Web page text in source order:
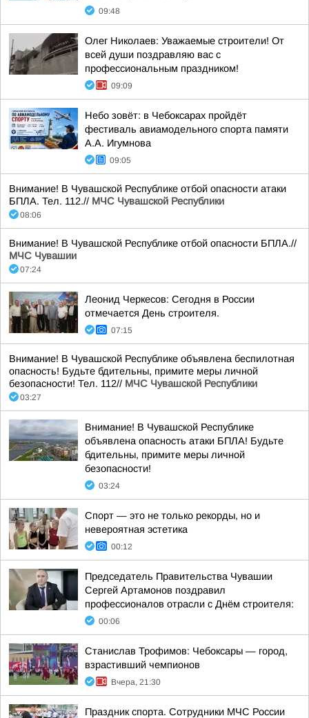
09:48
Олег Николаев: Уважаемые строители! От
всей души поздравляю вас с
профессиональным праздником!
09:09
Небо зовёт: в Чебоксарах пройдёт
фестиваль авиамодельного спорта памяти
А.А. Игумнова
09:05
Внимание! В Чувашской Республике отбой опасности атаки
БПЛА. Тел. 112.// МЧС Чувашской Республики
08:06
Внимание! В Чувашской Республике отбой опасности БПЛА.//
МЧС Чувашии
07:24
Леонид Черкесов: Сегодня в России
отмечается День строителя.
07:15
Внимание! В Чувашской Республике объявлена беспилотная
опасность! Будьте бдительны, примите меры личной
безопасности! Тел. 112// МЧС Чувашской Республики
03:27
Внимание! В Чувашской Республике
объявлена опасность атаки БПЛА! Будьте
бдительны, примите меры личной
безопасности!
03:24
Спорт — это не только рекорды, но и
невероятная эстетика
00:12
Председатель Правительства Чувашии
Сергей Артамонов поздравил
профессионалов отрасли с Днём строителя:
00:06
Станислав Трофимов: Чебоксары — город,
взрастивший чемпионов
Вчера, 21:30
Праздник спорта. Сотрудники МЧС России